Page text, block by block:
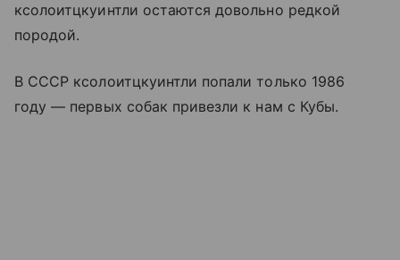
кcoлоитцкуинтли остаются довольно редкой
породой.
В СССР кcoлоитцкуинтли попали только 1986
году — первых собак привезли к нам с Кубы.